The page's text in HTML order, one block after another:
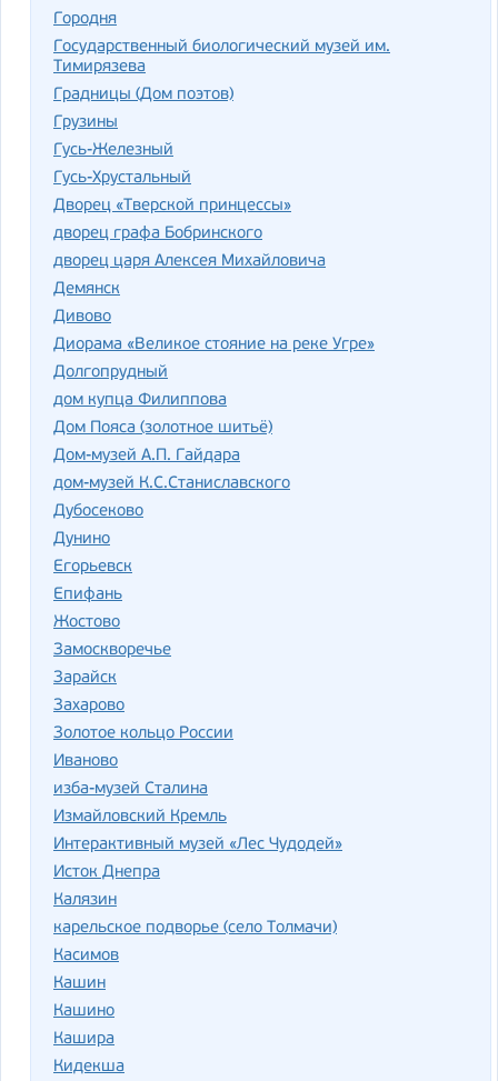
Городня
Государственный биологический музей им.
Тимирязева
Градницы (Дом поэтов)
Грузины
Гусь-Железный
Гусь-Хрустальный
Дворец «Тверской принцессы»
дворец графа Бобринского
дворец царя Алексея Михайловича
Демянск
Дивово
Диорама «Великое стояние на реке Угре»
Долгопрудный
дом купца Филиппова
Дом Пояса (золотное шитьё)
Дом-музей А.П. Гайдара
дом-музей К.С.Станиславского
Дубосеково
Дунино
Егорьевск
Епифань
Жостово
Замоскворечье
Зарайск
Захарово
Золотое кольцо России
Иваново
изба-музей Сталина
Измайловский Кремль
Интерактивный музей «Лес Чудодей»
Исток Днепра
Калязин
карельское подворье (село Толмачи)
Касимов
Кашин
Кашино
Кашира
Кидекша